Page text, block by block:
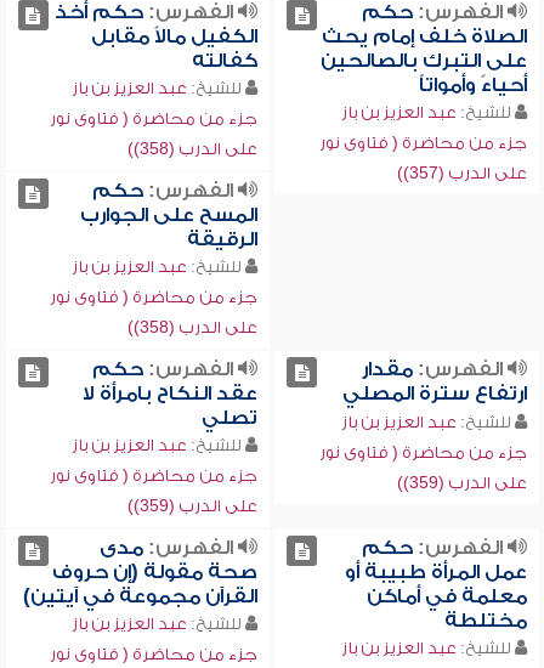
الفهرس:حكم
الصلاة خلف إمام يحث
على التبرك بالصالحين
أحياءً وأمواتاً
للشيخ: عبد العزيز بن باز
جزء من محاضرة ( فتاوى نور
على الدرب (357))
الفهرس:حكم أخذ
الكفيل مالاً مقابل
كفالته
للشيخ: عبد العزيز بن باز
جزء من محاضرة ( فتاوى نور
على الدرب (358))
الفهرس:حكم
المسح على الجوارب
الرقيقة
للشيخ: عبد العزيز بن باز
جزء من محاضرة ( فتاوى نور
على الدرب (358))
الفهرس:مقدار
ارتفاع سترة المصلي
للشيخ: عبد العزيز بن باز
جزء من محاضرة ( فتاوى نور
على الدرب (359))
الفهرس:حكم
عقد النكاح بامرأة لا
تصلي
للشيخ: عبد العزيز بن باز
جزء من محاضرة ( فتاوى نور
على الدرب (359))
الفهرس:حكم
عمل المرأة طبيبة أو
معلمة في أماكن
مختلطة
للشيخ: عبد العزيز بن باز
الفهرس:مدى
صحة مقولة (إن حروف
القرآن مجموعة في آيتين)
للشيخ: عبد العزيز بن باز
جزء من محاضرة ( فتاوى نور